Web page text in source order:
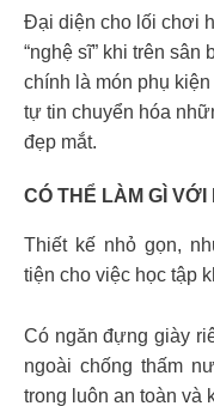
Đại diện cho lối chơi
“nghệ sĩ” khi trên sân
chính là món phụ
tự tin chuyển hóa
đẹp mắt.
CÓ THỂ LÀM GÌ
Thiết kế nhỏ gọn,
tiện cho việc học tập
Có ngăn đựng giày
ngoài chống thấm
trong luôn an toàn và